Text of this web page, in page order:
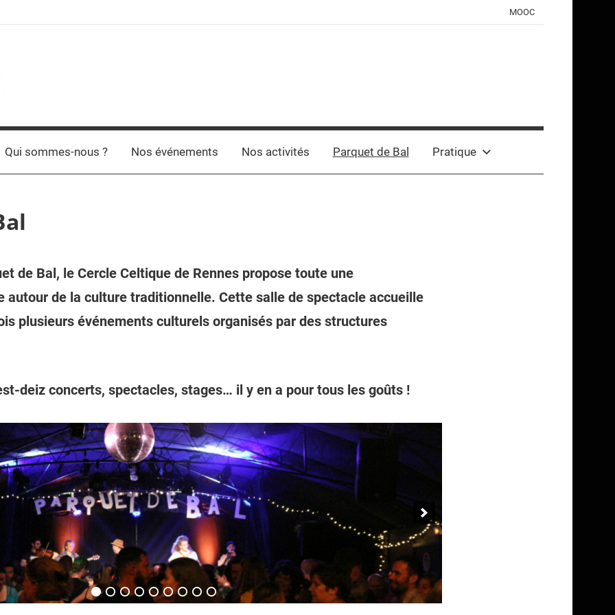
MOOC
Qui sommes-nous ? Nos événements Nos activités Parquet de Bal Pratique
de Bal, le Cercle Celtique de Rennes propose toute une
autour de la culture traditionnelle. Cette salle de spectacle accueille
plusieurs événements culturels organisés par des structures
deiz concerts, spectacles, stages… il y en a pour tous les goûts !